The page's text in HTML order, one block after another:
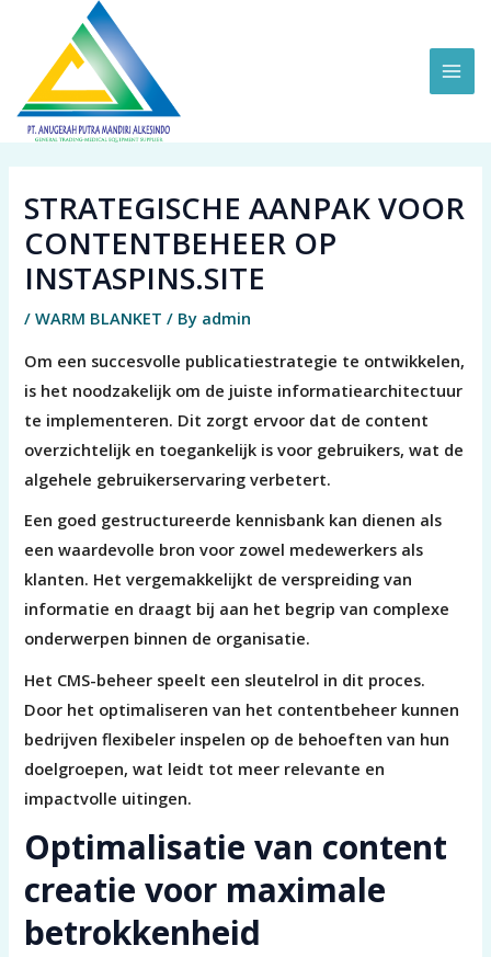
content
STRATEGISCHE AANPAK VOOR
CONTENTBEHEER OP
INSTASPINS.SITE
/WARM BLANKET / By admin
Om een succesvolle publicatiestrategie te ontwikkelen,
is het noodzakelijk om de juiste informatiearchitectuur
te implementeren. Dit zorgt ervoor dat de content
overzichtelijk en toegankelijk is voor gebruikers, wat de
algehele gebruikerservaring verbetert.
Een goed gestructureerde kennisbank kan dienen als
een waardevolle bron voor zowel medewerkers als
klanten. Het vergemakkelijkt de verspreiding van
informatie en draagt bij aan het begrip van complexe
onderwerpen binnen de organisatie.
Het CMS-beheer speelt een sleutelrol in dit proces.
Door het optimaliseren van het contentbeheer kunnen
bedrijven flexibeler inspelen op de behoeften van hun
doelgroepen, wat leidt tot meer relevante en
impactvolle uitingen.
Optimalisatie van content
creatie voor maximale
betrokkenheid